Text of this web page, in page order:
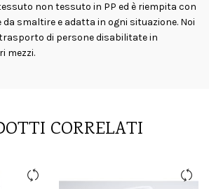
non tessuto in PP ed è riempita con
smaltire e adatta in ogni situazione. Noi
di persone disabilitate in
mezzi.
CORRELATI